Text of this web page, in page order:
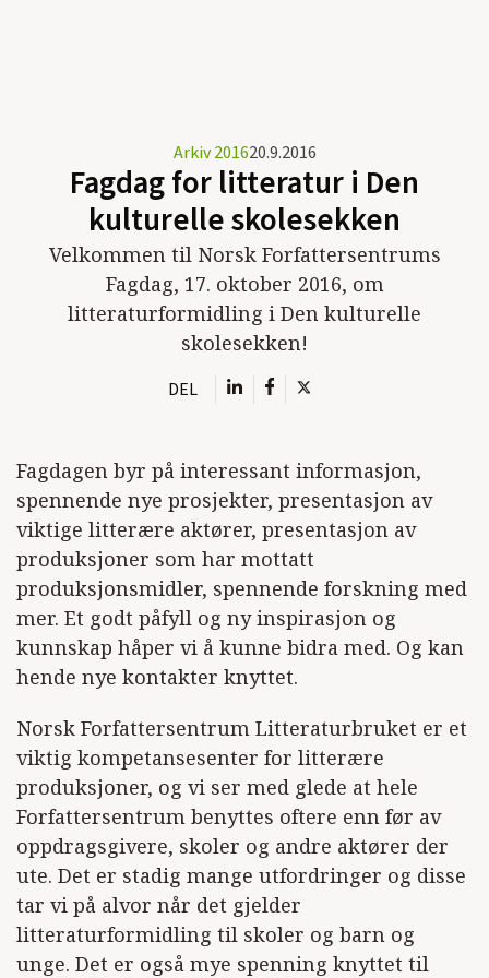
Arkiv 201620.9.2016
Fagdag for litteratur i Den
kulturelle skolesekken
Velkommen til Norsk Forfattersentrums
Fagdag, 17. oktober 2016, om
litteraturformidling i Den kulturelle
skolesekken!
DEL
Fagdagen byr på interessant informasjon,
spennende nye prosjekter, presentasjon av
viktige litterære aktører, presentasjon av
produksjoner som har mottatt
produksjonsmidler, spennende forskning med
mer. Et godt påfyll og ny inspirasjon og
kunnskap håper vi å kunne bidra med. Og kan
hende nye kontakter knyttet.
Norsk Forfattersentrum Litteraturbruket er et
viktig kompetansesenter for litterære
produksjoner, og vi ser med glede at hele
Forfattersentrum benyttes oftere enn før av
oppdragsgivere, skoler og andre aktører der
ute. Det er stadig mange utfordringer og disse
tar vi på alvor når det gjelder
litteraturformidling til skoler og barn og
unge. Det er også mye spenning knyttet til